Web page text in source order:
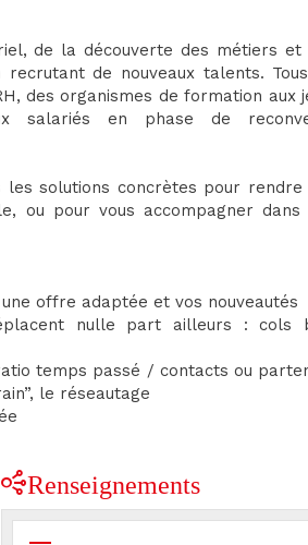
de la découverte des métiers
de nouveaux talents.
des organismes de formation aux
salariés en phase de
les solutions concrètes pour rendre
ou pour vous accompagner dans
offre adaptée et vos nouveautés
nulle part ailleurs : cols
temps passé / contacts ou
le réseautage
Renseignements